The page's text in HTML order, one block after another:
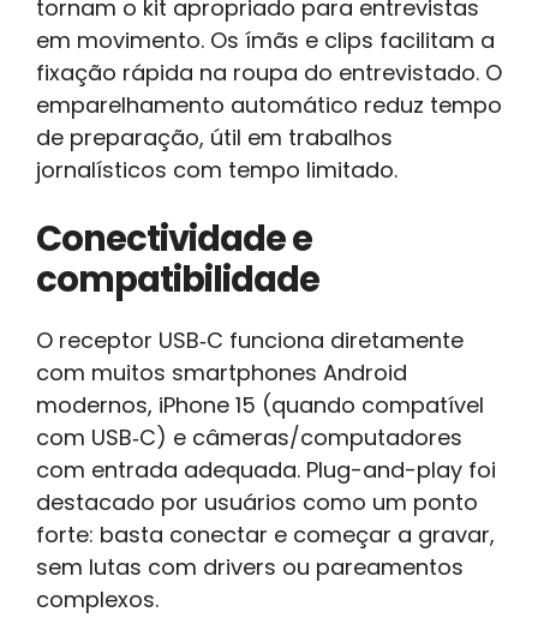
tornam o kit apropriado para entrevistas
em movimento. Os ímãs e clips facilitam a
fixação rápida na roupa do entrevistado. O
emparelhamento automático reduz tempo
de preparação, útil em trabalhos
jornalísticos com tempo limitado.
Conectividade e
compatibilidade
O receptor USB‑C funciona diretamente
com muitos smartphones Android
modernos, iPhone 15 (quando compatível
com USB‑C) e câmeras/computadores
com entrada adequada. Plug-and-play foi
destacado por usuários como um ponto
forte: basta conectar e começar a gravar,
sem lutas com drivers ou pareamentos
complexos.